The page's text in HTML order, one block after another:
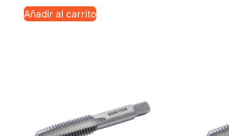
Añadir al carrito